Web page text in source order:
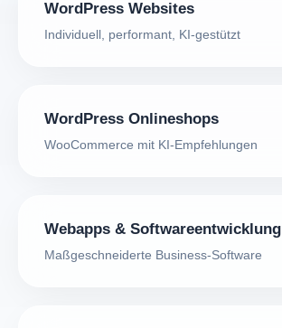
WordPress Websites
Individuell, performant, KI-gestützt
WordPress Onlineshops
WooCommerce mit KI-Empfehlungen
Webapps & Softwareentwicklung
Maßgeschneiderte Business-Software